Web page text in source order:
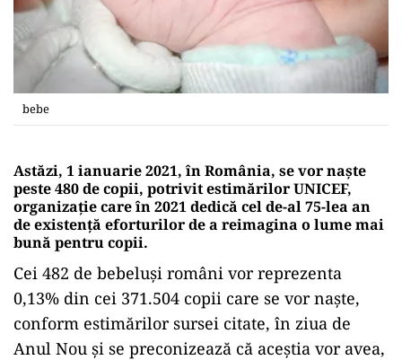
bebe
Astăzi, 1 ianuarie 2021, în România, se vor naște
peste 480 de copii, potrivit estimărilor UNICEF,
organizaţie care în 2021 dedică cel de-al 75-lea an
de existenţă eforturilor de a reimagina o lume mai
bună pentru copii.
Cei 482 de bebeluşi români vor reprezenta
0,13% din cei 371.504 copii care se vor naşte,
conform estimărilor sursei citate, în ziua de
Anul Nou şi se preconizează că aceştia vor avea,